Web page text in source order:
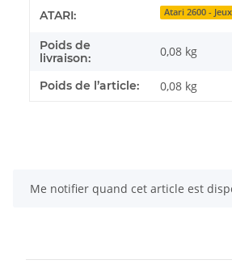
Détails de l'article
Valeur
ATARI: Atari 2600 - Jeux
Poids de
livraison:
0,08 kg
Poids de l’article: 0,08 kg
Me notifier quand cet article est